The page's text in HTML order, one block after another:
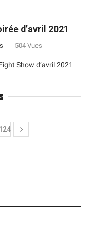
d’avril 2021
504 Vues
Show d’avril 2021